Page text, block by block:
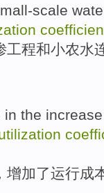
scale
工程和小农水
in the increase
增加了运行成